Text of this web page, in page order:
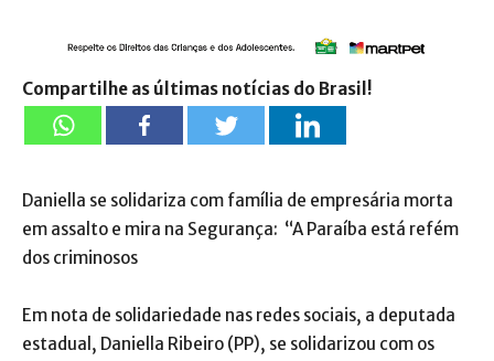
Compartilhe as últimas notícias do Brasil!
Daniella se solidariza com família de empresária morta
em assalto e mira na Segurança: “A Paraíba está refém
dos criminosos
Em nota de solidariedade nas redes sociais, a deputada
estadual, Daniella Ribeiro (PP), se solidarizou com os